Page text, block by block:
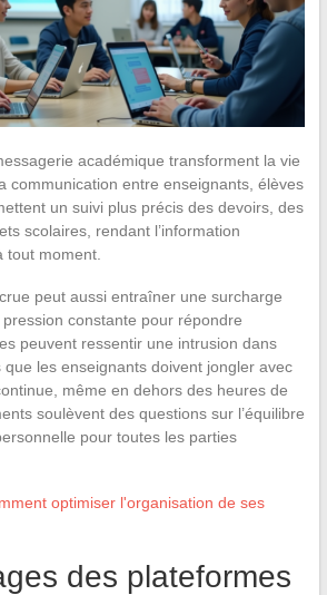
académique transforment la vie
communication entre enseignants, élèves
un suivi plus précis des devoirs, des
scolaires, rendant l’information
tout moment.
peut aussi entraîner une surcharge
pression constante pour répondre
peuvent ressentir une intrusion dans
les enseignants doivent jongler avec
même en dehors des heures de
soulèvent des questions sur l’équilibre
pour toutes les parties
optimiser l'organisation de ses
des plateformes